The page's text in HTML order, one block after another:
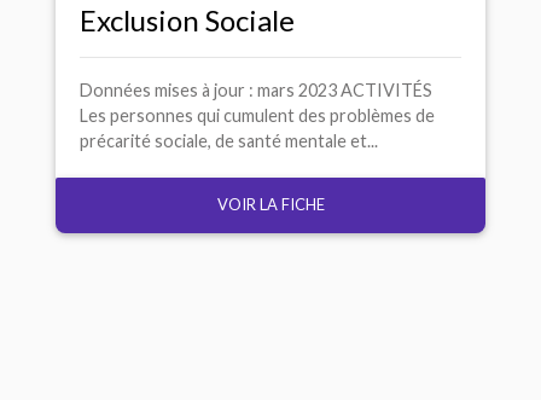
Exclusion Sociale
Données mises à jour : mars 2023 ACTIVITÉS
Les personnes qui cumulent des problèmes de
précarité sociale, de santé mentale et...
VOIR LA FICHE